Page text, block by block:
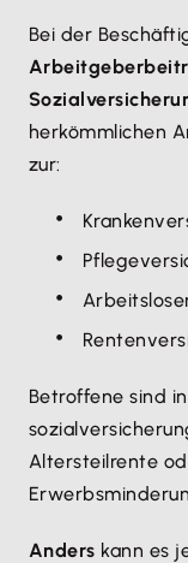
Bei der
herkömmlichen
zur:
Betroffene sind
Altersteilrente
Anders kann es